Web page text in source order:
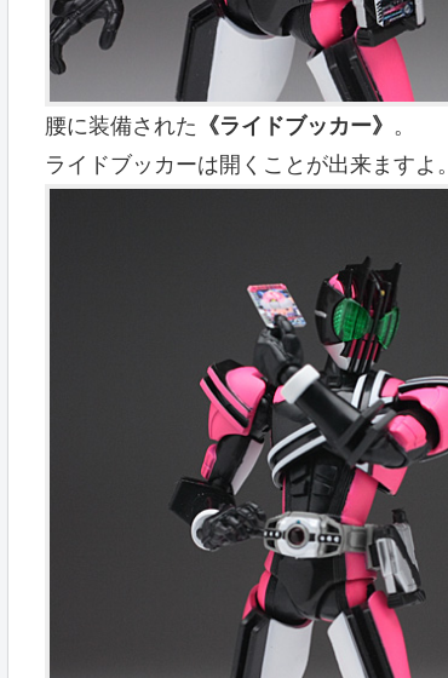
腰に装備された 《ライドブッカー》 。
ライドブッカーは開くことが出来ますよ。